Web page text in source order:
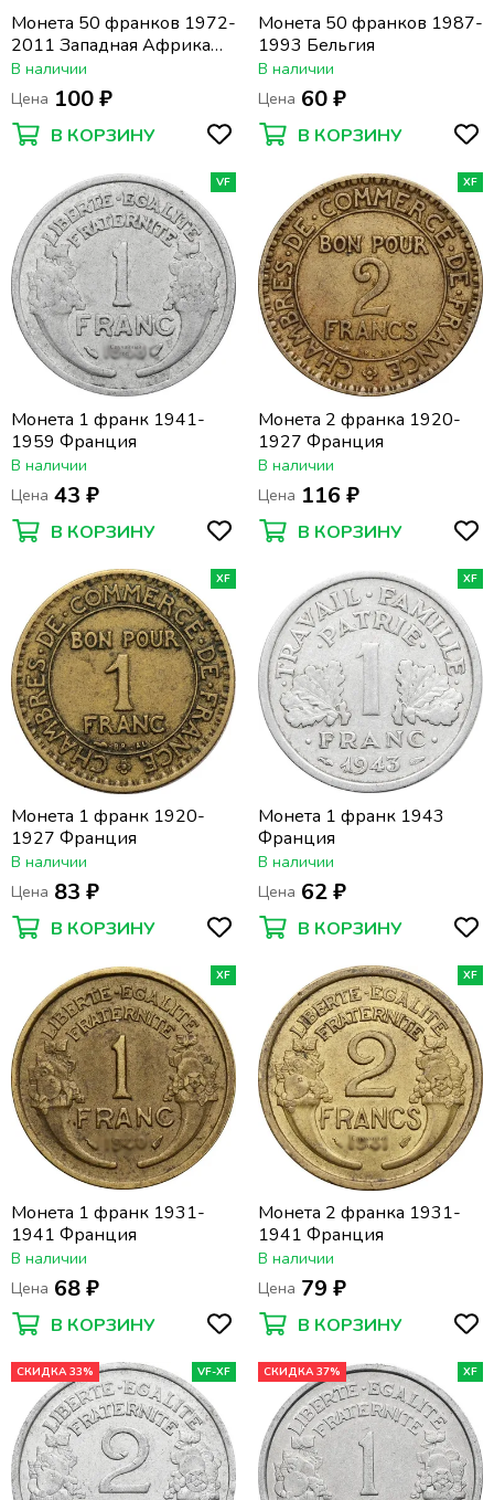
Монета 50 франков 1972-
2011 Западная Африка
(BCEAO)
В наличии
Цена 100 ₽
В КОРЗИНУ
Монета 50 франков 1987-
1993 Бельгия
В наличии
Цена 60 ₽
В КОРЗИНУ
VF
Монета 1 франк 1941-
1959 Франция
В наличии
Цена 43 ₽
В КОРЗИНУ
XF
Монета 2 франка 1920-
1927 Франция
В наличии
Цена 116 ₽
В КОРЗИНУ
XF
Монета 1 франк 1920-
1927 Франция
В наличии
Цена 83 ₽
В КОРЗИНУ
XF
Монета 1 франк 1943
Франция
В наличии
Цена 62 ₽
В КОРЗИНУ
XF
Монета 1 франк 1931-
1941 Франция
В наличии
Цена 68 ₽
В КОРЗИНУ
XF
Монета 2 франка 1931-
1941 Франция
В наличии
Цена 79 ₽
В КОРЗИНУ
СКИДКА 33% VF-XF СКИДКА 37% XF